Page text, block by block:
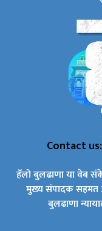
Contact us:
हॅलो बुलढाणा या वेब
मुख्य संपादक सहमत
बुलढाणा